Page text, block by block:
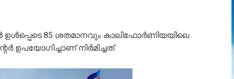
ഉള്‍പ്പെടെ 85 ശതമാനവും കാലിഫോര്‍ണിയയിലെ
ഉപയോഗിച്ചാണ് നിര്‍മിച്ചത്.